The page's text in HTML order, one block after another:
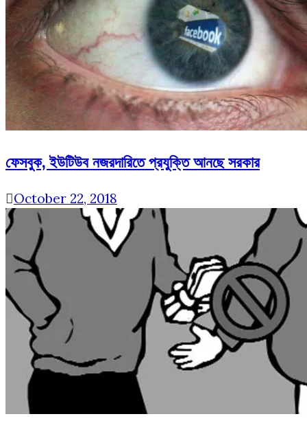
ফেসবুক, ইউটিউব নজরদারিতে প্রযুক্তি আনছে সরকার
October 22, 2018